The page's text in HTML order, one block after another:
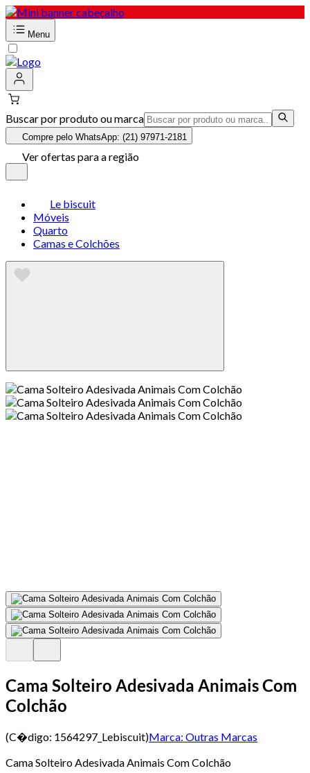
Menu
Buscar por produto ou marca
Compre pelo WhatsApp: (21) 97971-2181
Ver ofertas para a região
Le biscuit
Móveis
Quarto
Camas e Colchões
Cama Solteiro Adesivada Animais Com
Colchão
(C�digo: 1564297_Lebiscuit)Marca: Outras Marcas
Cama Solteiro Adesivada Animais Com Colchão